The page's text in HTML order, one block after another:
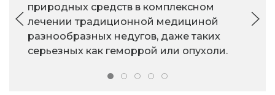
природных средств в комплексном
лечении традиционной медициной
разнообразных недугов, даже таких
серьезных как геморрой или опухоли.